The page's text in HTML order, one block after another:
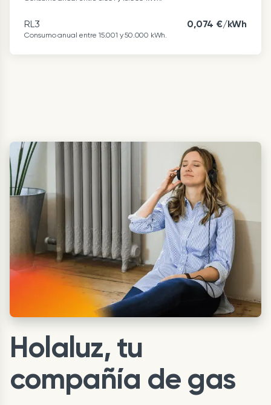
RL3 0,074 €/kWh
Consumo anual entre 15.001 y 50.000 kWh.
Holaluz, tu
compañía de gas